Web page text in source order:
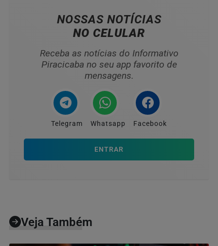
NOSSAS NOTÍCIAS
NO CELULAR
Receba as notícias do Informativo
Piracicaba no seu app favorito de
mensagens.
Telegram Whatsapp Facebook
ENTRAR
Veja Também